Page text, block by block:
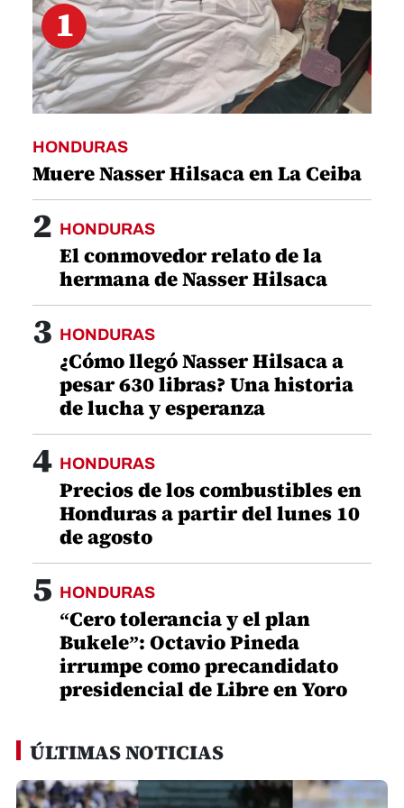
1
HONDURAS
Muere Nasser Hilsaca en La Ceiba
2 HONDURAS
El conmovedor relato de la
hermana de Nasser Hilsaca
3 HONDURAS
¿Cómo llegó Nasser Hilsaca a
pesar 630 libras? Una historia
de lucha y esperanza
4 HONDURAS
Precios de los combustibles en
Honduras a partir del lunes 10
de agosto
5 HONDURAS
“Cero tolerancia y el plan
Bukele”: Octavio Pineda
irrumpe como precandidato
presidencial de Libre en Yoro
ÚLTIMAS NOTICIAS